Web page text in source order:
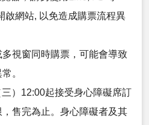
啟網站, 以免造成購票流程異
視窗同時購票，可能會導致
。
）12:00起接受身心障礙席訂
售完為止。身心障礙者及其